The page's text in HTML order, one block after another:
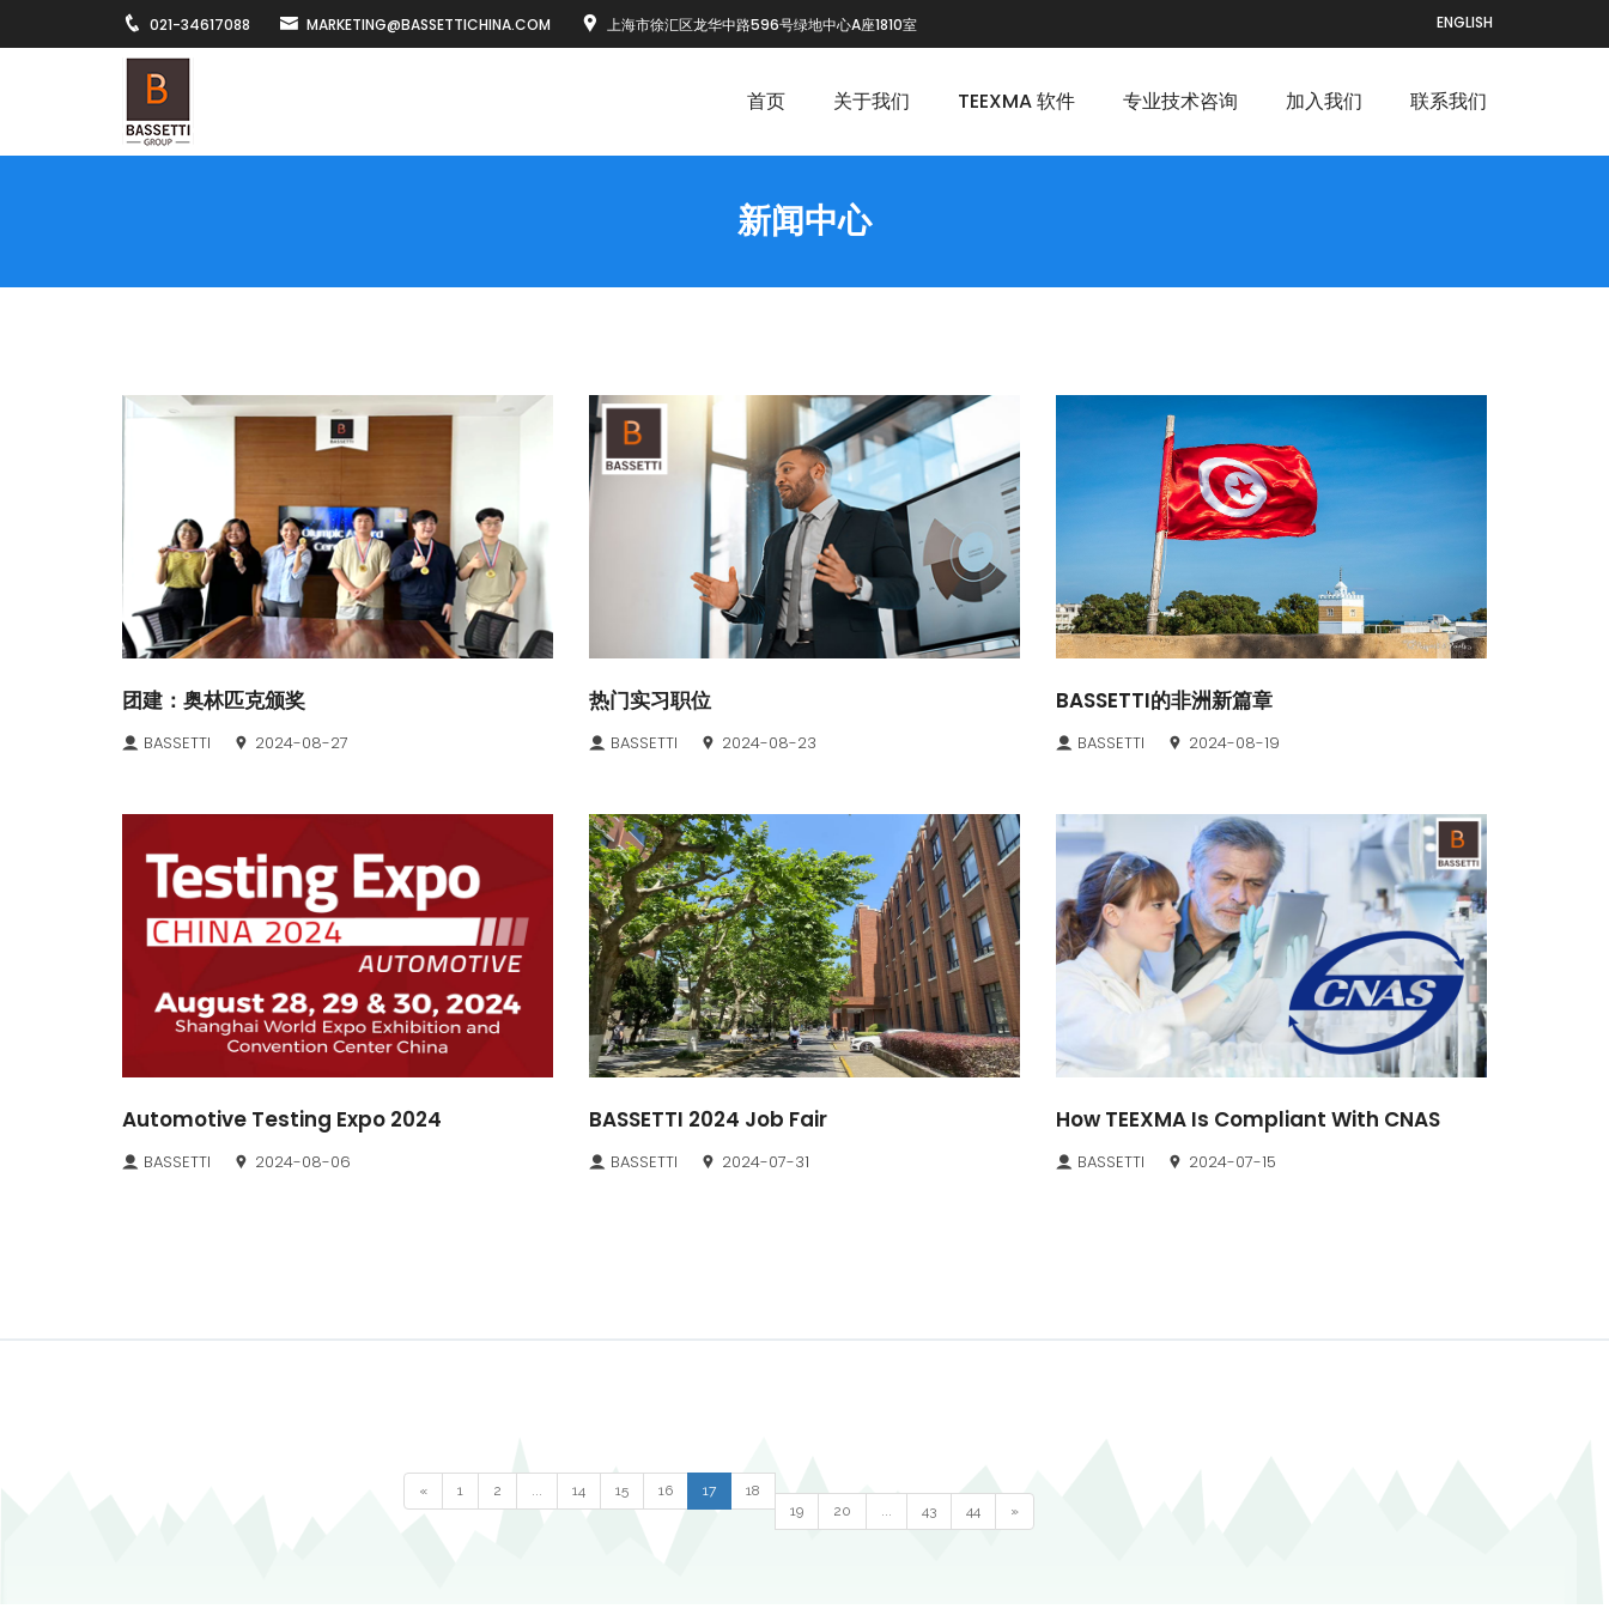
021-34617088 MARKETING@BASSETTICHINA.COM 上海市徐汇区龙华中路596号绿地中心A座1810室 ENGLISH
首页 关于我们 TEEXMA 软件 专业技术咨询 加入我们 联系我们
新闻中心
团建：奥林匹克颁奖
BASSETTI 2024-08-27
热门实习职位
BASSETTI 2024-08-23
BASSETTI的非洲新篇章
BASSETTI 2024-08-19
Automotive Testing Expo 2024
BASSETTI 2024-08-06
BASSETTI 2024 Job Fair
BASSETTI 2024-07-31
How TEEXMA Is Compliant With CNAS
BASSETTI 2024-07-15
« 1 2 ... 14 15 16 17
18
19
20 ... 43 44 »